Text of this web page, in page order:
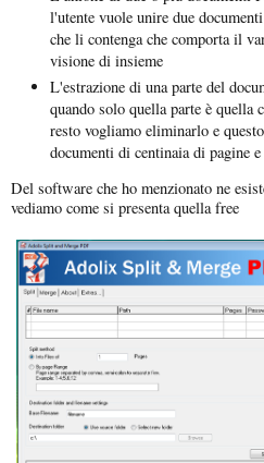
l'utente vuole unire due
che li contenga che comporta il
visione di insieme
L'estrazione di una parte del
quando solo quella parte è quella
resto vogliamo eliminarlo e
documenti di centinaia di pagine
Del software che ho menzionato ne
vediamo come si presenta quella free